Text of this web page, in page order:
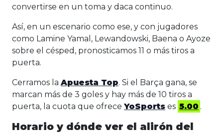
convertirse en un toma y daca continuo.
Así, en un escenario como ese, y con jugadores
como Lamine Yamal, Lewandowski, Baena o Ayoze
sobre el césped, pronosticamos 11 o más tiros a
puerta.
Cerramos laApuesta Top. Si el Barça gana, se
marcan más de 3 goles y hay más de 10 tiros a
puerta, la cuota que ofrece YoSports es 5.00 .
Horario y dónde ver el alirón del